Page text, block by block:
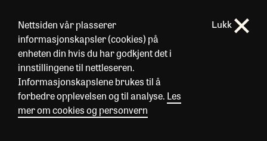
Nettsiden vår plasserer
informasjonskapsler (cookies) på
enheten din hvis du har godkjent det i
innstillingene til nettleseren.
Informasjonskapslene brukes til å
forbedre opplevelsen og til analyse. Les
mer om cookies og personvern
Lukk